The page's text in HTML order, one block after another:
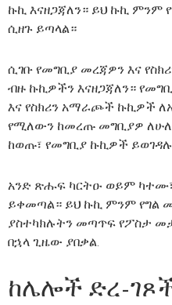
ኩኪ እናዘጋጃለን። ይህ ኩኪ ምንም
ሲዘጉ ይጣላል።
ሲገቡ የመግቢያ መረጃዎን እና
ብዙ ኩኪዎችን እናዘጋጃለን።
እና የስክሪን አማራጮች ኩኪዎች
የሚለውን ከመረጡ መግቢያዎ
ከወጡ፣ የመግቢያ ኩኪዎች
አንድ ጽሑፍ ካርትዑ ወይም
ይቀመጣል። ይህ ኩኪ ምንም የግል
ያስተካክሉትን መጣጥፍ የፖስታ
በኋላ ጊዜው ያበቃል.
ከሌሎች ድረ-